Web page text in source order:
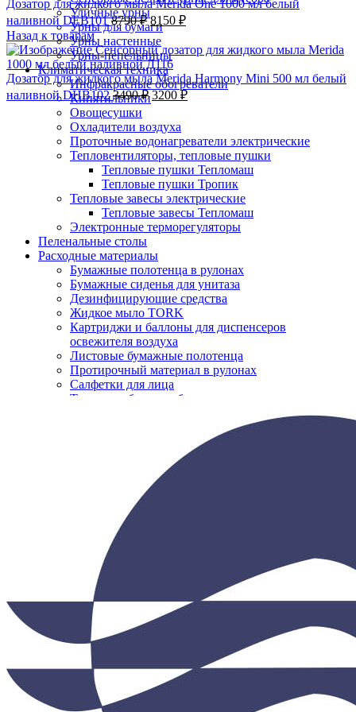
Уличные урны
Урны для бумаги
Урны настенные
Урны-пепельницы
Климатическая техника
Инфракрасные обогреватели
Кипятильники
Овощесушки
Охладители воздуха
Проточные водонагреватели электрические
Тепловентиляторы, тепловые пушки
Тепловые пушки Тепломаш
Тепловые пушки Тропик
Тепловые завесы электрические
Тепловые завесы Тепломаш
Электронные терморегуляторы
Пеленальные столы
Расходные материалы
Бумажные полотенца в рулонах
Бумажные сиденья для унитаза
Дезинфицирующие средства
Жидкое мыло TORK
Картриджи и баллоны для диспенсеров
освежителя воздуха
Листовые бумажные полотенца
Протирочный материал в рулонах
Салфетки для лица
Туалетная бумага в больших рулонах
Туалетная бумага в стандартных рулонах
Туалетная бумага с центральной вытяжкой
V-образные сушилки
Погружные сушилки для рук
Сушилки для рук антивандальные
Сушилки для рук высокоскоростные
Электрополотенце
Уборочная техника
Подметальные машины
Пылесосы для опасной пыли
Пылесосы для сухой и влажной уборки
Пылесосы для сухой уборки
Уборочный инвентарь
Ведра на колесах
Коврики влаговпитывающие
Коврики влаговпитывающие 1,2 м х 1,8 м
Коврики влаговпитывающие 1,2 м х 10 м
Коврики влаговпитывающие 1,2 м х 15 м
Коврики влаговпитывающие 1,2 м х 2,5 м
Дозатор для жидкого мыла Merida One 1000 мл белый
наливной DEB1018790₽ 8150 ₽
Назад к товарам
Дозатор для жидкого мыла Merida Harmony Mini 500 мл белый
наливной DHB1023490₽ 3200₽
-7%;процент скидки
Нажмите, чтобы увеличить